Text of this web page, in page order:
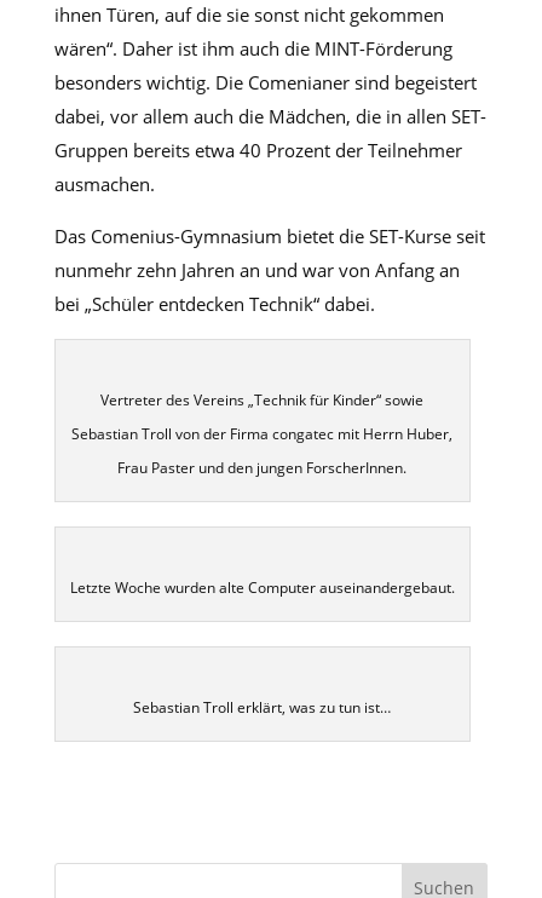
ihnen Türen, auf die sie sonst nicht gekommen
wären“. Daher ist ihm auch die MINT-Förderung
besonders wichtig. Die Comenianer sind begeistert
dabei, vor allem auch die Mädchen, die in allen SET-
Gruppen bereits etwa 40 Prozent der Teilnehmer
ausmachen.
Das Comenius-Gymnasium bietet die SET-Kurse seit
nunmehr zehn Jahren an und war von Anfang an
bei „Schüler entdecken Technik“ dabei.
Vertreter des Vereins „Technik für Kinder“ sowie
Sebastian Troll von der Firma congatec mit Herrn Huber,
Frau Paster und den jungen ForscherInnen.
Letzte Woche wurden alte Computer auseinandergebaut.
Sebastian Troll erklärt, was zu tun ist…